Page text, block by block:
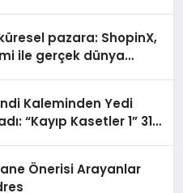
pazara: ShopinX,
ile gerçek dünya
Kaleminden Yedi
“Kayıp Kasetler 1” 31
Önerisi Arayanlar